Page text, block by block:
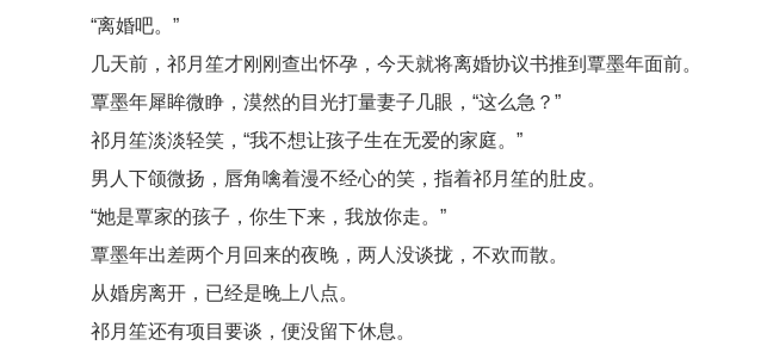
“离婚吧。”
几天前，祁月笙才刚刚查出怀孕，今天就将离婚协议书推到覃墨年面前。
覃墨年犀眸微睁，漠然的目光打量妻子几眼，“这么急？”
祁月笙淡淡轻笑，“我不想让孩子生在无爱的家庭。”
男人下颌微扬，唇角噙着漫不经心的笑，指着祁月笙的肚皮。
“她是覃家的孩子，你生下来，我放你走。”
覃墨年出差两个月回来的夜晚，两人没谈拢，不欢而散。
从婚房离开，已经是晚上八点。
祁月笙还有项目要谈，便没留下休息。